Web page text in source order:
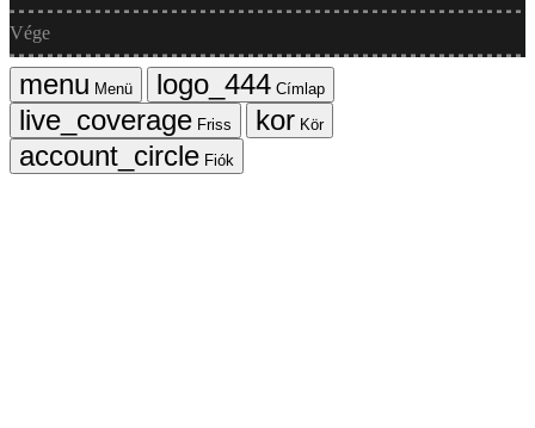
Vége
Menü
Címlap
Friss
Kör
Fiók